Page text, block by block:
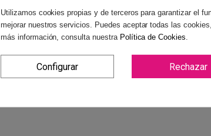
Utilizamos cookies propias y de terceros para garantizar el
mejorar nuestros servicios. Puedes aceptar todas las
más información, consulta nuestra Política de Cookies
Configurar Rechazar